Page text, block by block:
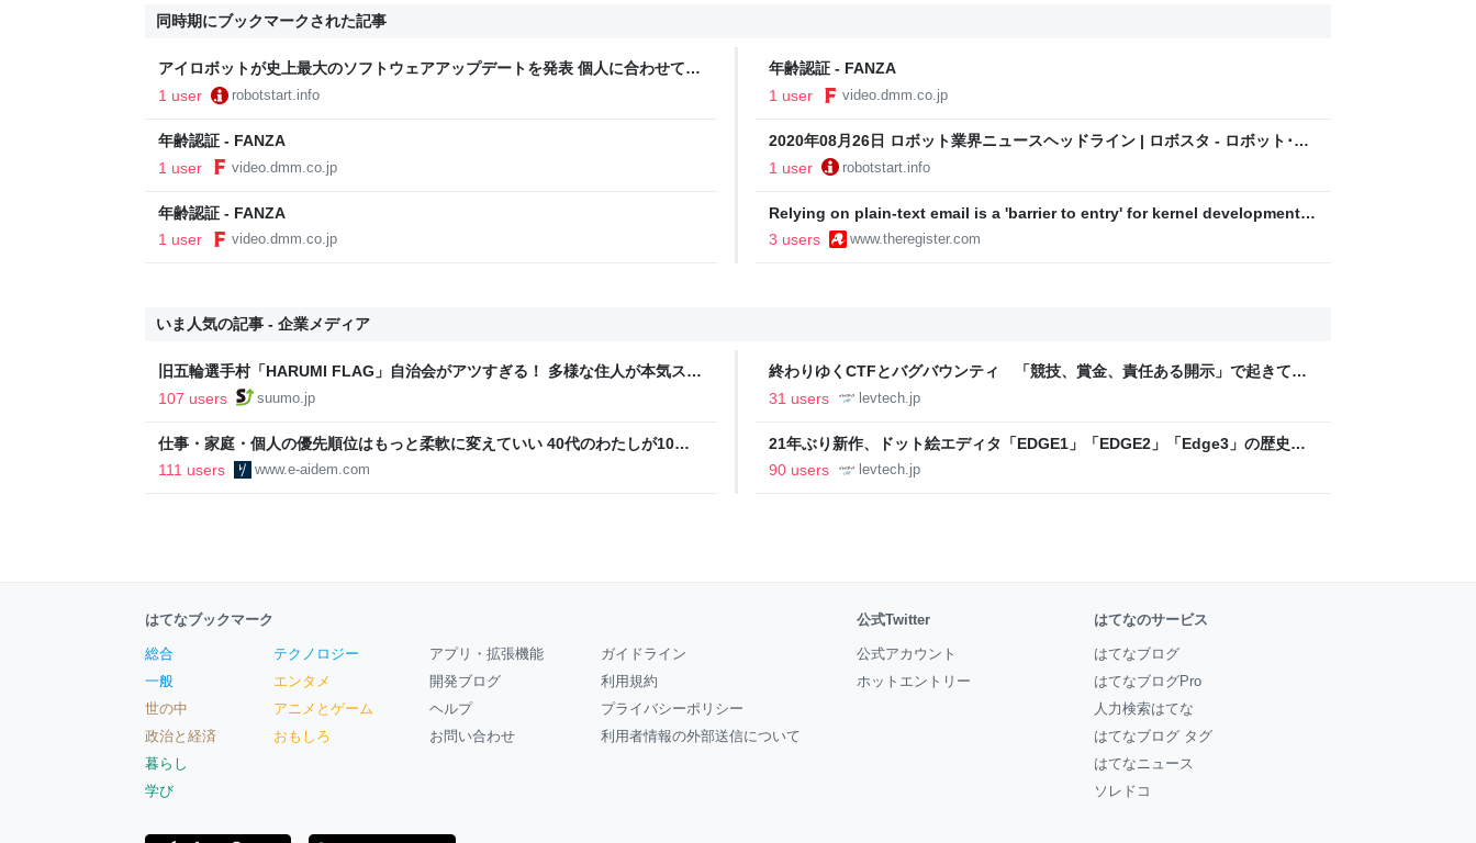
同時期にブックマークされた記事
アイロボットが史上最大のソフトウェアアップデートを発表 個人に合わせて清
掃ロボットが学習していくように | ロボスタ - ロボット･AI情報WEBマガジン
1 user robotstart.info
年齢認証 - FANZA
1 user
video.dmm.co.jp
年齢認証 - FANZA
1 user
video.dmm.co.jp
2020年08月26日 ロボット業界ニュースヘッドライン | ロボスタ - ロボット･AI
情報WEBマガジン
1 user robotstart.info
年齢認証 - FANZA
1 user
video.dmm.co.jp
Relying on plain-text email is a 'barrier to entry' for kernel development,
says Linux Foundation board member
3 users www.theregister.com
いま人気の記事 - 企業メディア
旧五輪選手村「HARUMI FLAG」自治会がアツすぎる！ 多様な住人が本気スキ
ルで挑む、盆踊り2万人集客や交通改善など“街の価値向上”戦略 東京・中央
107 users suumo.jp
終わりゆくCTFとバグバウンティ 「競技、賞金、責任ある開示」で起きてい
ること【フォーカス】 - レバテックLAB
31 users levtech.jp
仕事・家庭・個人の優先順位はもっと柔軟に変えていい 40代のわたしが10年
後の自分に伝えたいこと - りっすん by イーアイデム
111 users www.e-aidem.com
21年ぶり新作、ドット絵エディタ「EDGE1」「EDGE2」「Edge3」の歴史に
ついて作者に聞く【フォーカス】 - レバテックLAB
90 users levtech.jp
はてなブックマーク
総合
一般
世の中
政治と経済
暮らし
学び
テクノロジー
エンタメ
アニメとゲーム
おもしろ
アプリ・拡張機能
開発ブログ
ヘルプ
お問い合わせ
ガイドライン
利用規約
プライバシーポリシー
利用者情報の外部送信について
公式Twitter
公式アカウント
ホットエントリー
はてなのサービス
はてなブログ
はてなブログPro
人力検索はてな
はてなブログ タグ
はてなニュース
ソレドコ